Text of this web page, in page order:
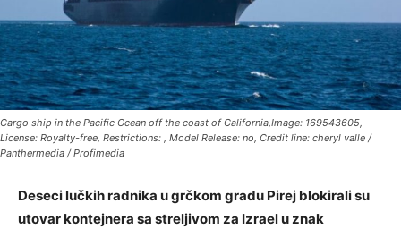
Cargo ship in the Pacific Ocean off the coast of California,Image: 169543605,
License: Royalty-free, Restrictions: , Model Release: no, Credit line: cheryl valle /
Panthermedia / Profimedia
Deseci lučkih radnika u grčkom gradu Pirej blokirali su
utovar kontejnera sa streljivom za Izrael u znak